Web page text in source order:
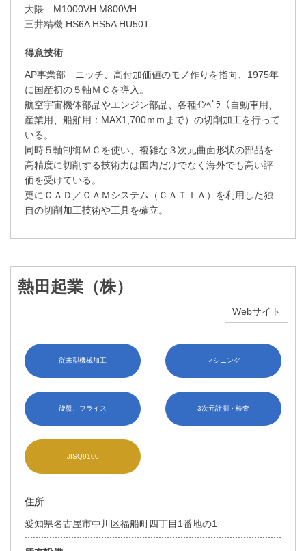
大隈 M1000VH M800VH
三井精機 HS6A HS5A HU50T
得意技術
AP事業部 ニッチ、高付加価値のモノ作りを指向、1975年
に国産初の５軸ＭＣを導入。
航空宇宙機体部品やエンジン部品、各種ｲﾝﾍﾟﾗ（自動車用、
産業用、船舶用：MAX1,700ｍｍまで）の切削加工を行って
いる。
同時５軸制御ＭＣを使い、複雑な３次元曲面形状の部品を
高精度に切削する技術力は国内だけでなく海外でも高い評
価を受けている。
更にＣＡＤ／ＣＡＭシステム（ＣＡＴＩＡ）を利用した独
自の切削加工技術や工具を確立。
熱田起業（株）
Webサイト
従来型機械加工 マシニング
旋盤、フライス 3次元計測・検査
JISQ9100
住所
愛知県名古屋市中川区福船町四丁目1番地の1